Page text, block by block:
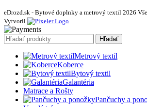
eDrozd.sk - Bytové doplnky a metrový textil 2026
Vytvoril
Hľadať
Metrový textil
Koberce
Bytový textil
Galantéria
Matrace a Rošty
Pančuchy a